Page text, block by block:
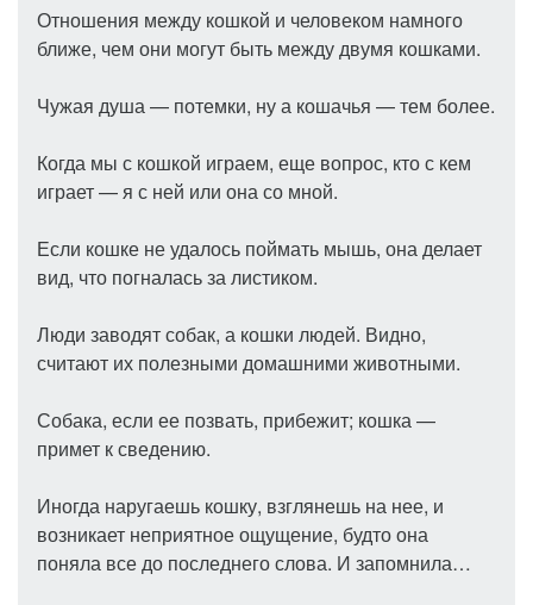
Отношения между кошкой и человеком намного
ближе, чем они могут быть между двумя кошками.
Чужая душа — потемки, ну а кошачья — тем более.
Когда мы с кошкой играем, еще вопрос, кто с кем
играет — я с ней или она со мной.
Если кошке не удалось поймать мышь, она делает
вид, что погналась за листиком.
Люди заводят собак, а кошки людей. Видно,
считают их полезными домашними животными.
Собака, если ее позвать, прибежит; кошка —
примет к сведению.
Иногда наругаешь кошку, взглянешь на нее, и
возникает неприятное ощущение, будто она
поняла все до последнего слова. И запомнила…